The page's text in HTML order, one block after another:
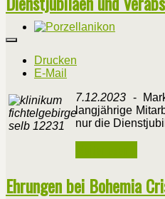
Drucken
E-Mail
7.12.2023 -
langjährige
nur die
Ehrungen bei Bohemia